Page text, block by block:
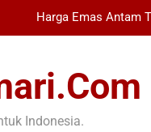
Harga Emas Antam
Buku Anak
Refly Harun
Indonesia.